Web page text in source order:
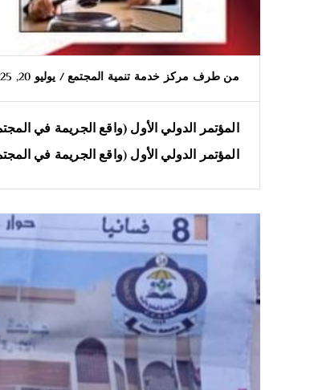
من طرف مركز خدمة تنمية المجتمع/ يوليو 20, 2025
المؤتمر الدولي الأول (واقع الجريمة في
المؤتمر الدولي الأول (واقع الجريمة في